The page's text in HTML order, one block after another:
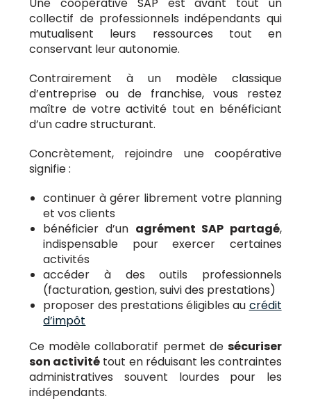
collectif de professionnels indépendants qui
mutualisent leurs ressources tout en
conservant leur autonomie.
Contrairement à un modèle classique
d’entreprise ou de franchise, vous restez
maître de votre activité tout en bénéficiant
d’un cadre structurant.
Concrètement, rejoindre une coopérative
signifie :
continuer à gérer librement votre planning
et vos clients
bénéficier d’un agrément SAP partagé,
indispensable pour exercer certaines
activités
accéder à des outils professionnels
(facturation, gestion, suivi des prestations)
proposer des prestations éligibles au crédit
d’impôt
Ce modèle collaboratif permet de sécuriser
son activité tout en réduisant les contraintes
administratives souvent lourdes pour les
indépendants.